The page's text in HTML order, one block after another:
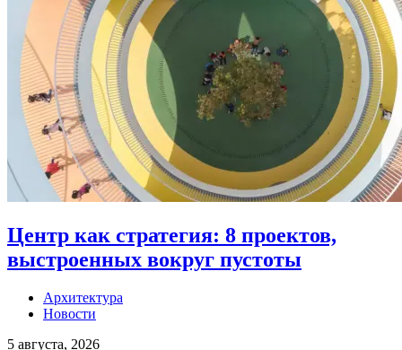
Центр как стратегия: 8 проектов,
выстроенных вокруг пустоты
Архитектура
Новости
5 августа, 2026